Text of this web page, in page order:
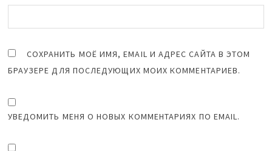
СОХРАНИТЬ МОЁ ИМЯ, EMAIL И АДРЕС САЙТА В ЭТОМ
БРАУЗЕРЕ ДЛЯ ПОСЛЕДУЮЩИХ МОИХ КОММЕНТАРИЕВ.
УВЕДОМИТЬ МЕНЯ О НОВЫХ КОММЕНТАРИЯХ ПО EMAIL.